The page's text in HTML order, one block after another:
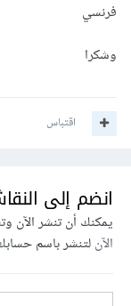
فرنسي
وشكرا
اقتباس
انضم إلى
يمكنك أن تنشر الآن
الآنلتنشر باسم